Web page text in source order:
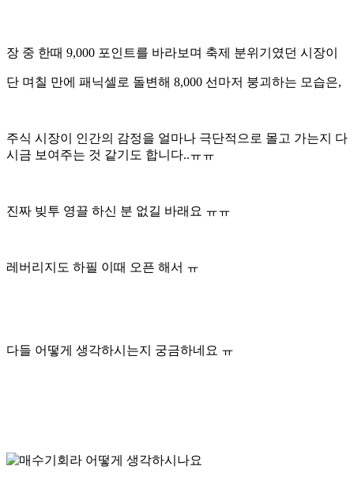
장 중 한때 9,000 포인트를 바라보며 축제 분위기였던 시장이
단 며칠 만에 패닉셀로 돌변해 8,000 선마저 붕괴하는 모습은,
주식 시장이 인간의 감정을 얼마나 극단적으로 몰고 가는지 다
시금 보여주는 것 같기도 합니다..ㅠㅠ
진짜 빚투 영끌 하신 분 없길 바래요 ㅠㅠ
레버리지도 하필 이때 오픈 해서 ㅠ
다들 어떻게 생각하시는지 궁금하네요 ㅠ